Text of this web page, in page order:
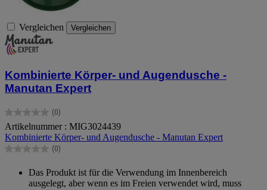
Vergleichen Vergleichen
Kombinierte Körper- und Augendusche -
Manutan Expert
(0)
0.0
von
5
Sternen.
Artikelnummer : MIG3024439
Kombinierte Körper- und Augendusche - Manutan Expert
(0)
0.0
Sternen.
Das Produkt ist für die Verwendung im Innenbereich
ausgelegt, aber wenn es im Freien verwendet wird, muss